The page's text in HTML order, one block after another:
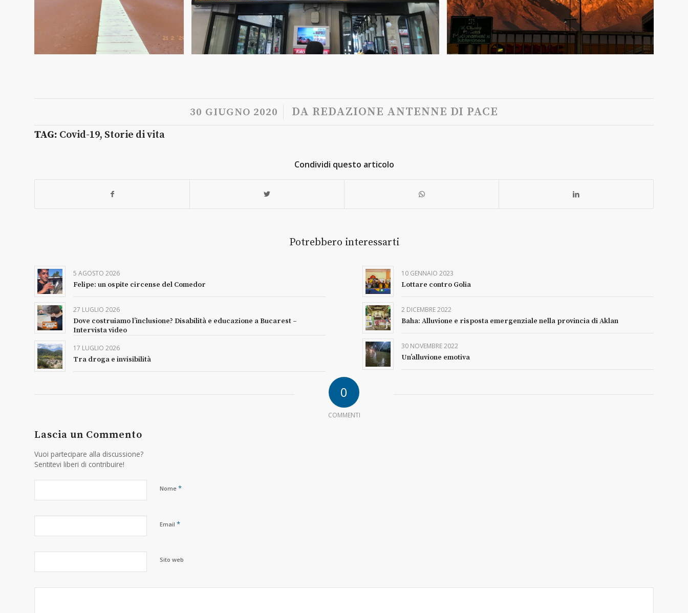
30 GIUGNO 2020
/ DA REDAZIONE ANTENNE DI PACE
TAG: Covid-19, Storie di vita
Condividi questo articolo
Potrebbero interessarti
5 AGOSTO 2026
Felipe: un ospite circense del Comedor
27 LUGLIO 2026
Dove costruiamo l’inclusione? Disabilità e educazione a Bucarest –
Intervista video
17 LUGLIO 2026
Tra droga e invisibilità
10 GENNAIO 2023
Lottare contro Golia
2 DICEMBRE 2022
Baha: Alluvione e risposta emergenziale nella provincia di Aklan
30 NOVEMBRE 2022
Un’alluvione emotiva
0
COMMENTI
Lascia un Commento
Vuoi partecipare alla discussione?
Sentitevi liberi di contribuire!
Nome *
Email *
Sito web